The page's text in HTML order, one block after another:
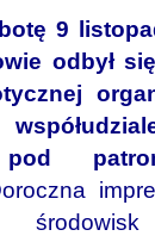
9
odbył się
pod